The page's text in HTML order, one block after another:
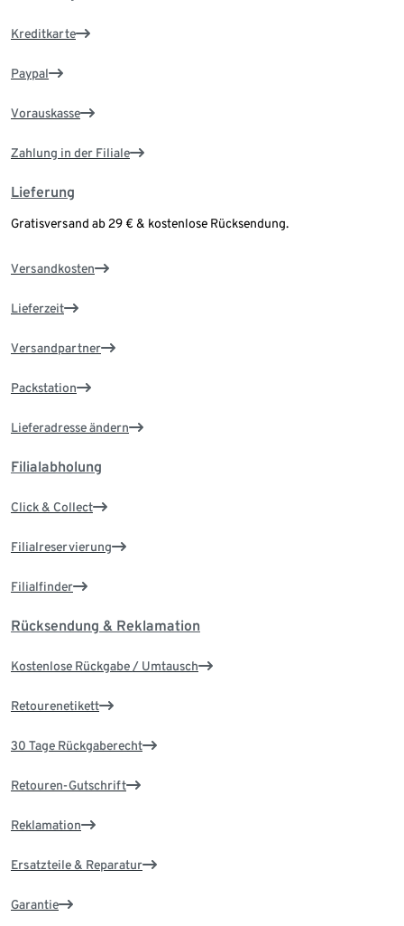
Kreditkarte
Paypal
Vorauskasse
Zahlung in der Filiale
Lieferung
Gratisversand ab 29 € & kostenlose Rücksendung.
Versandkosten
Lieferzeit
Versandpartner
Packstation
Lieferadresse ändern
Filialabholung
Click & Collect
Filialreservierung
Filialfinder
Rücksendung & Reklamation
Kostenlose Rückgabe / Umtausch
Retourenetikett
30 Tage Rückgaberecht
Retouren-Gutschrift
Reklamation
Ersatzteile & Reparatur
Garantie